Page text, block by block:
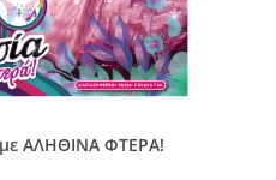
ΑΛΗΘΙΝΑ ΦΤΕΡΑ!